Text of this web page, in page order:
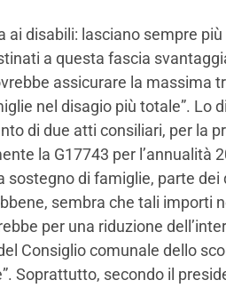
ai disabili: lasciano sempre
a questa fascia
assicurare la massima
nel disagio più totale”. Lo
di due atti consiliari, per la
la G17743 per l’annualità
sostegno di famiglie, parte
sembra che tali importi
per una riduzione
Consiglio comunale dello
Soprattutto, secondo il